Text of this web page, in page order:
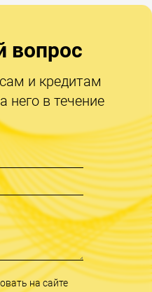
вопрос
и кредитам
него в течение
на сайте